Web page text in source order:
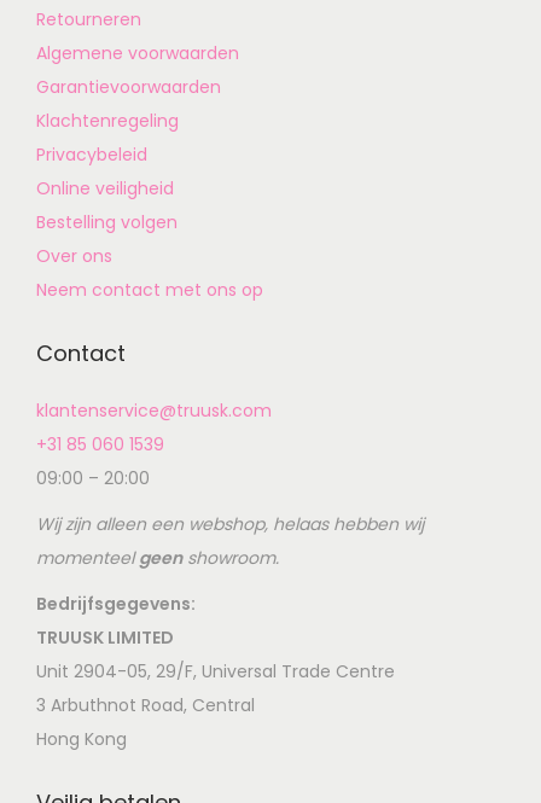
Retourneren
Algemene voorwaarden
Garantievoorwaarden
Klachtenregeling
Privacybeleid
Online veiligheid
Bestelling volgen
Over ons
Neem contact met ons op
Contact
klantenservice@truusk.com
+31 85 060 1539
09:00 – 20:00
Wij zijn alleen een webshop, helaas hebben wij
momenteelgeenshowroom.
Bedrijfsgegevens:
TRUUSK LIMITED
Unit 2904-05, 29/F, Universal Trade Centre
3 Arbuthnot Road, Central
Hong Kong